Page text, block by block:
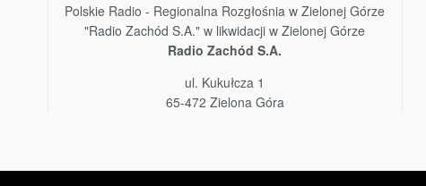
Polskie Radio - Regionalna Rozgłośnia w Zielonej Górze
"Radio Zachód S.A." w likwidacji w Zielonej Górze
Radio Zachód S.A.
ul. Kukułcza 1
65-472 Zielona Góra